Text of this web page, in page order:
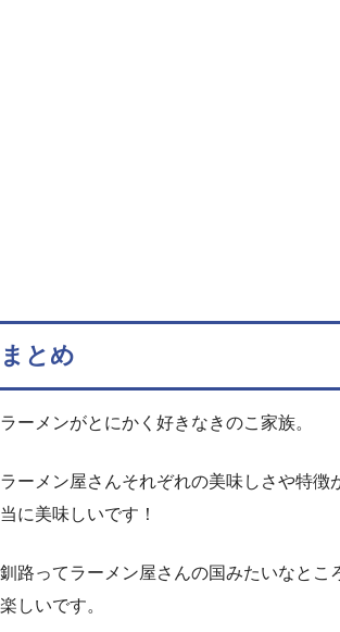
まとめ
ラーメンがとにかく好きなきのこ家族。
ラーメン屋さんそれぞれの美味しさや特徴
当に美味しいです！
釧路ってラーメン屋さんの国みたいなとこ
楽しいです。